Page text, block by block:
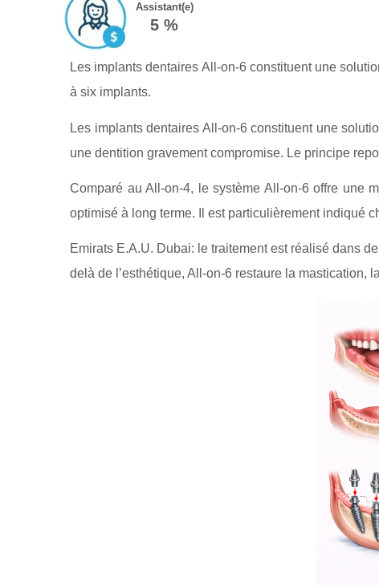
Assistant(e)
5 %
Les implants dentaires All-on-6 constituent une
à six implants.
Les implants dentaires All-on-6 constituent une
une dentition gravement compromise. Le principe
Comparé au All-on-4, le système All-on-6 offre une
optimisé à long terme. Il est particulièrement indiqué
Emirats E.A.U. Dubai: le traitement est réalisé dans
delà de l’esthétique, All-on-6 restaure la mastication,